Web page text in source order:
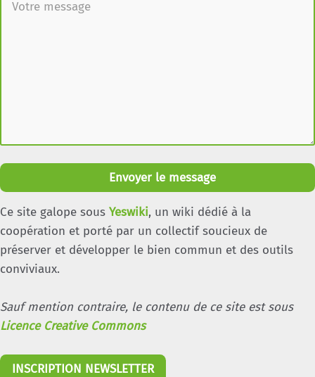
Envoyer le message
Ce site galope sous Yeswiki, un wiki dédié à la
coopération et porté par un collectif soucieux de
préserver et développer le bien commun et des outils
conviviaux.
Sauf mention contraire, le contenu de ce site est sous
Licence Creative Commons
INSCRIPTION NEWSLETTER